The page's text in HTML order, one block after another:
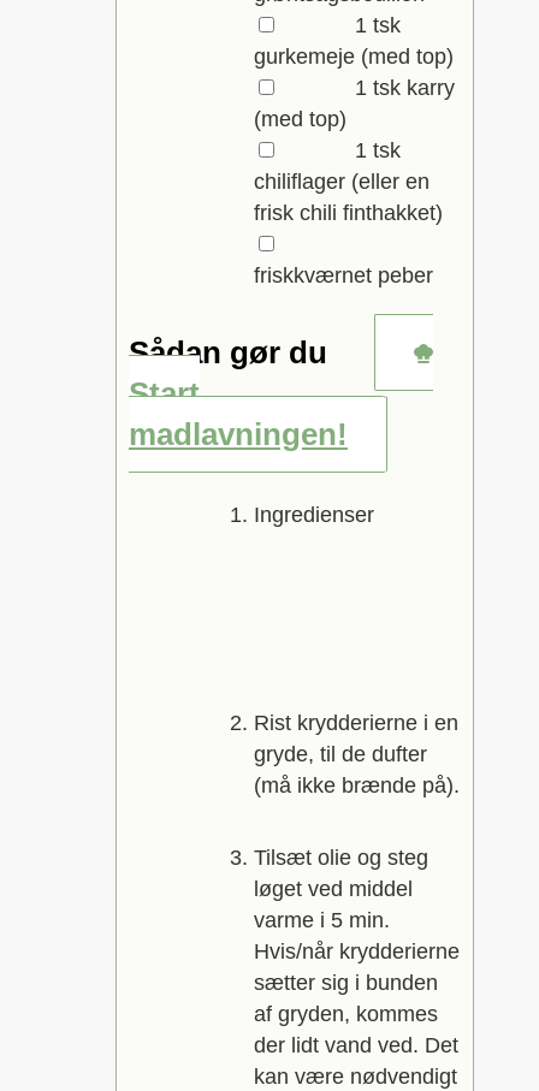
1 tsk
gurkemeje (med top)
1 tsk karry
(med top)
1 tsk
chiliflager (eller en
frisk chili finthakket)
friskkværnet peber
Sådan gør du
Start
madlavningen!
Ingredienser
Rist krydderierne i en
gryde, til de dufter
(må ikke brænde på).
Tilsæt olie og steg
løget ved middel
varme i 5 min.
Hvis/når krydderierne
sætter sig i bunden
af gryden, kommes
der lidt vand ved. Det
kan være nødvendigt